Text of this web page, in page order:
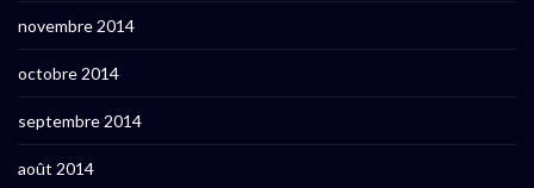
novembre 2014
octobre 2014
septembre 2014
août 2014